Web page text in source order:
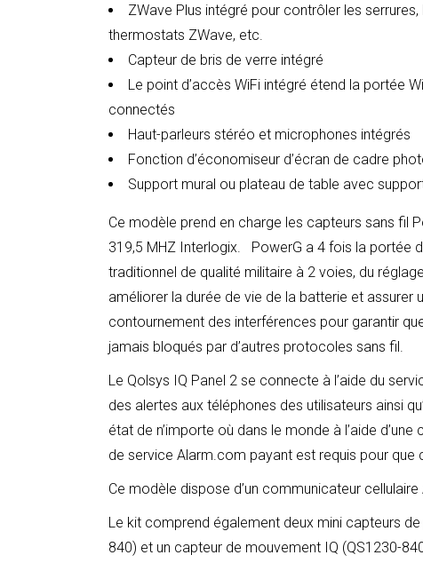
ZWave Plus intégré pour contrôler les serrures,
thermostats ZWave, etc.
Capteur de bris de verre intégré
Le point d’accès WiFi intégré étend la portée
connectés
Haut-parleurs stéréo et microphones intégrés
Fonction d’économiseur d’écran de cadre
Support mural ou plateau de table avec
Ce modèle prend en charge les capteurs sans fil
319,5 MHZ Interlogix. PowerG a 4 fois la portée
traditionnel de qualité militaire à 2 voies, du
améliorer la durée de vie de la batterie et assurer
contournement des interférences pour garantir
jamais bloqués par d’autres protocoles sans fil.
Le Qolsys IQ Panel 2 se connecte à l’aide du
des alertes aux téléphones des utilisateurs ainsi
état de n’importe où dans le monde à l’aide
de service Alarm.com payant est requis pour que
Ce modèle dispose d’un communicateur cellulaire
Le kit comprend également deux mini capteurs
840) et un capteur de mouvement IQ (QS1230-